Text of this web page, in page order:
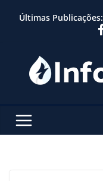
Últimas Publicações: